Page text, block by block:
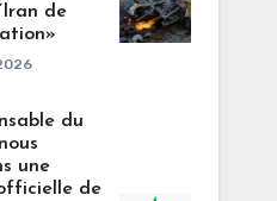
de
du
une
de